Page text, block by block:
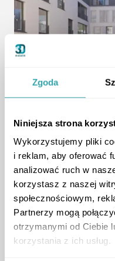
Zgoda
Niniejsza strona
Wykorzystujemy pliki
i reklam, aby oferować
analizować ruch w
korzystasz z naszej
społecznościowym,
Partnerzy mogą
otrzymanymi od Ciebie
korzystania z ich usług.